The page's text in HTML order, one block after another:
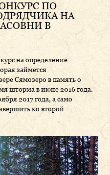
ПО
НА
В
на определение
займется
Сямозеро в память о
шторма в июне 2016 года.
2017 года, а само
ко второй